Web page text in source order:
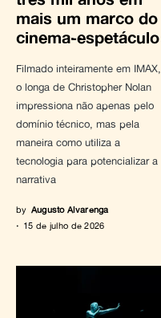
mais um marco do
cinema-espetáculo
Filmado inteiramente em IMAX,
o longa de Christopher Nolan
impressiona não apenas pelo
domínio técnico, mas pela
maneira como utiliza a
tecnologia para potencializar a
narrativa
by Augusto Alvarenga
15 de julho de 2026